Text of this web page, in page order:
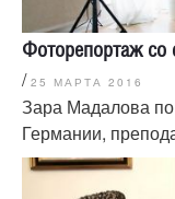
Фоторепортаж со
/ 25 МАРТА 2016
Зара Мадалова по
Германии,